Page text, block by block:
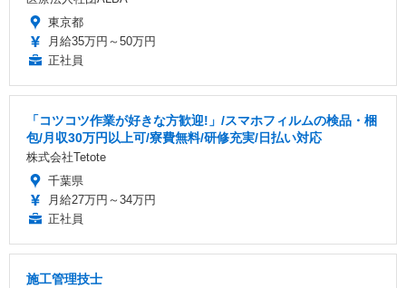
東京都
月給35万円～50万円
正社員
「コツコツ作業が好きな方歓迎!」/スマホフィルムの検品・梱
包/月収30万円以上可/寮費無料/研修充実/日払い対応
株式会社Tetote
千葉県
月給27万円～34万円
正社員
施工管理技士